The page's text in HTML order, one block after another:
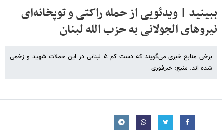
ببینید | ویدئویی از حمله راکتی و توپخانه‌ای
نیروهای الجولانی به حزب الله لبنان
برخی منابع خبری می‌گویند که دست کم ۵ لبنانی در این حملات شهید و زخمی
شده اند. منبع: خبرفوری